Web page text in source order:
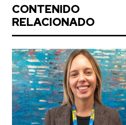
CONTENIDO
RELACIONADO